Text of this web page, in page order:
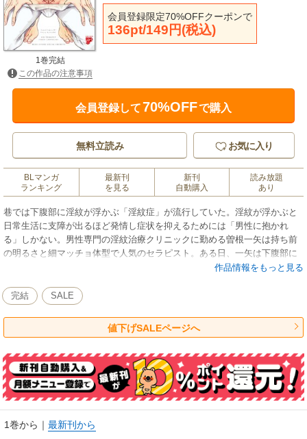
会員登録限定70%OFFクーポンで
136pt/149円(税込)
1巻完結
この作品の注意事項
会員登録して70%OFFで購入
無料立読み お気に入り
BLマンガ
ランキング
最新刊
を見る
新刊
自動購入
読み放題
あり
巷では下腹部に淫紋が浮かぶ「淫紋症」が流行していた。淫紋が浮かぶと
日常生活に支障が出るほど発情し症状を抑えるためには「男性に抱かれ
る」しかない。男性専門の淫紋治療クリニックに勤める曽根一矢は持ち前
の明るさと細マッチョ体型で人気のセラピスト。ある日、一矢は下腹部に
突然淫紋が浮かび感染を自覚、同僚で院内一のテクを持つ神崎拓に助けを
ス治療に夢中になった一矢の恋は…もう始まっていた!!
作品情報をもっと見る
完結 SALE
値下げSALEページへ
1巻から ｜ 最新刊から